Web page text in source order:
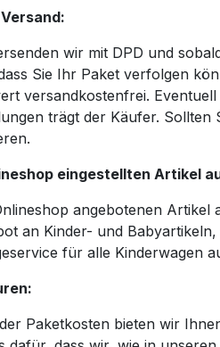
wir mit DPD und
Sie Ihr Paket verfolgen
versandkostenfrei.
trägt der Käufer.
eingestellten Artikel
angebotenen
an Kinder- und
für alle Kinderwagen
Paketkosten bieten wir